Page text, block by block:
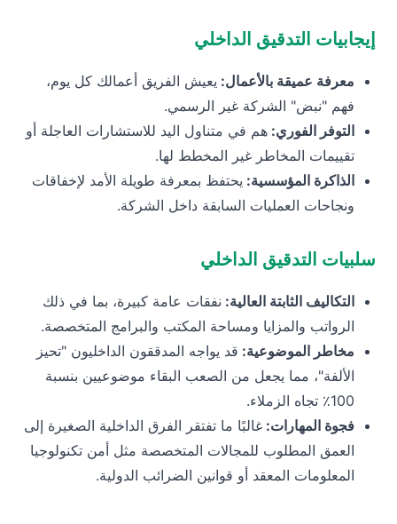
إيجابيات التدقيق الداخلي
معرفة عميقة بالأعمال: يعيش الفريق أعمالك كل يوم،
فهم "نبض" الشركة غير الرسمي.
التوفر الفوري: هم في متناول اليد للاستشارات العاجلة أو
تقييمات المخاطر غير المخطط لها.
الذاكرة المؤسسية: يحتفظ بمعرفة طويلة الأمد لإخفاقات
ونجاحات العمليات السابقة داخل الشركة.
سلبيات التدقيق الداخلي
التكاليف الثابتة العالية: نفقات عامة كبيرة، بما في ذلك
الرواتب والمزايا ومساحة المكتب والبرامج المتخصصة.
مخاطر الموضوعية: قد يواجه المدققون الداخليون "تحيز
الألفة"، مما يجعل من الصعب البقاء موضوعيين بنسبة
100٪ تجاه الزملاء.
فجوة المهارات: غالبًا ما تفتقر الفرق الداخلية الصغيرة إلى
العمق المطلوب للمجالات المتخصصة مثل أمن تكنولوجيا
المعلومات المعقد أو قوانين الضرائب الدولية.